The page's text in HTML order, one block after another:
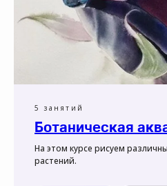
5 занятий
Ботаническая
На этом курсе рисуем
растений.